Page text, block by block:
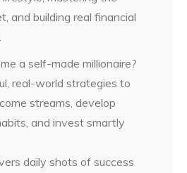
and building real financial
a self-made millionaire?
real-world strategies to
streams, develop
and invest smartly
daily shots of success